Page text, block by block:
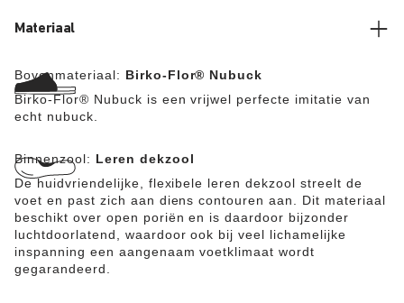
Materiaal
Bovenmateriaal: Birko-Flor® Nubuck
Birko-Flor® Nubuck is een vrijwel perfecte imitatie van
echt nubuck.
Binnenzool: Leren dekzool
De huidvriendelijke, flexibele leren dekzool streelt de
voet en past zich aan diens contouren aan. Dit materiaal
beschikt over open poriën en is daardoor bijzonder
luchtdoorlatend, waardoor ook bij veel lichamelijke
inspanning een aangenaam voetklimaat wordt
gegarandeerd.